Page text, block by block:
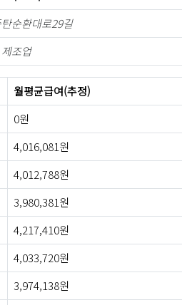
순환대로29길
조업
월평균급여(추정)
0원
4,016,081원
4,012,788원
3,980,381원
4,217,410원
4,033,720원
3,974,138원